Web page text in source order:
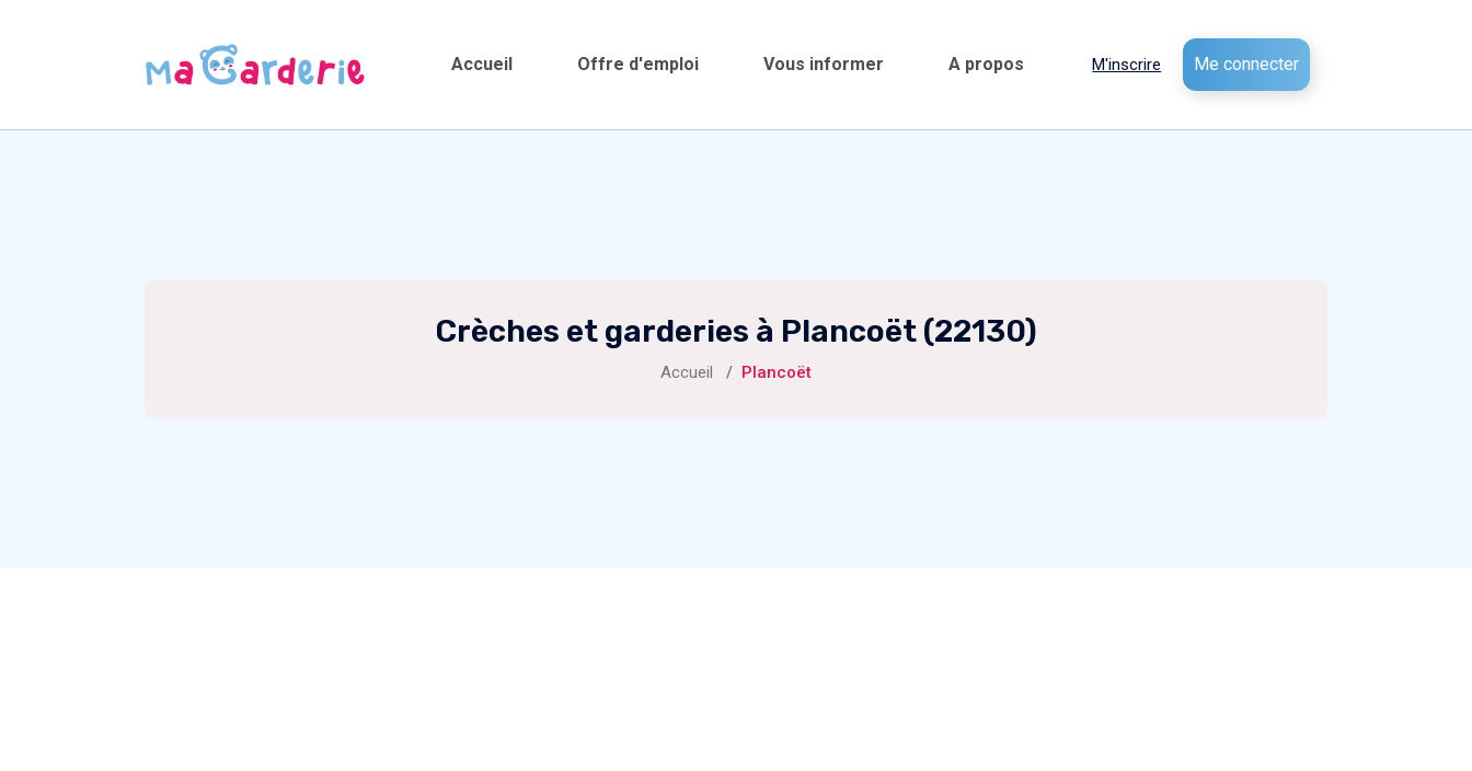
Accueil Offre d'emploi Vous informer A propos M'inscrire Me connecter
Crèches et garderies à Plancoët (22130)
Accueil Plancoët